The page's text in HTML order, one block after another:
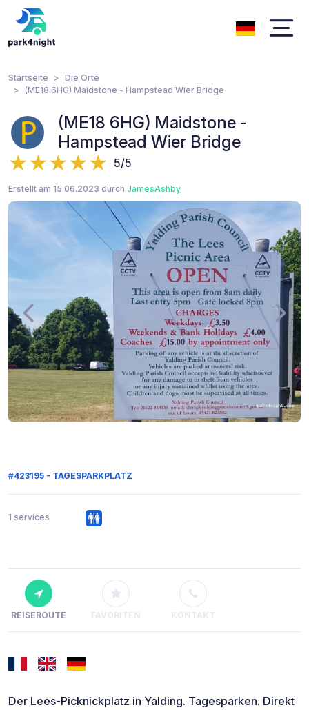
Startseite
Die Orte
(ME18 6HG) Maidstone - Hampstead Wier Bridge
(ME18 6HG) Maidstone -
Hampstead Wier Bridge
5/5
Erstellt am 15.06.2023 durch JamesAshby
#423195 - TAGESPARKPLATZ
1 services
REISEROUTE FAVORITEN KONTAKT
Der Lees-Picknickplatz in Yalding. Tagesparken. Direkt